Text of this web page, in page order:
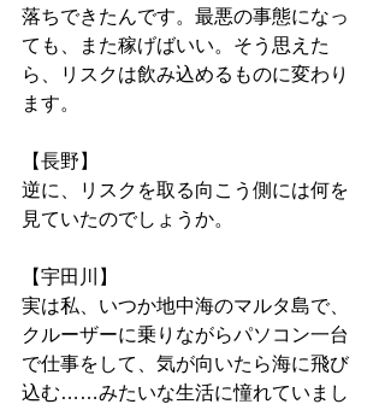
落ちできたんです。最悪の事態になっ
ても、また稼げばいい。そう思えた
ら、リスクは飲み込めるものに変わり
ます。
【長野】
逆に、リスクを取る向こう側には何を
見ていたのでしょうか。
【宇田川】
実は私、いつか地中海のマルタ島で、
クルーザーに乗りながらパソコン一台
で仕事をして、気が向いたら海に飛び
込む……みたいな生活に憧れていまし